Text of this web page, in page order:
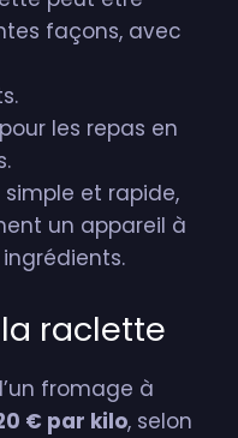
façons, avec
les repas en
simple et rapide,
un appareil à
raclette
fromage à
€ par kilo, selon